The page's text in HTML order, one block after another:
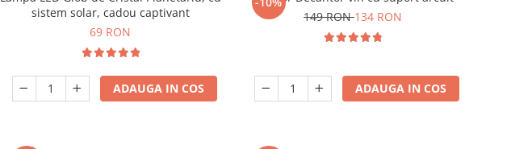
sistem solar, cadou captivant
69 RON
ADAUGA IN COS
149 RON134 RON
ADAUGA IN COS